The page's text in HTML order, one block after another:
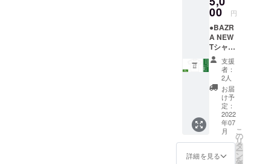
BAZRA
鉄平と
歌の
キャッ
チボー
ルが出
来ま
す。 詳
細は連
絡致し
ます。
（※会場
費、飲
食代は
別途）
00 円
●BAZR
A NEW
Tシャツ
(XXL)
で応
援！
￥5,000
(送料込
※BAZR
A NEW
Tシャツ
で応援
(S,M,L,
支援
者：
2人
お届
け予
定：
2022
年07
月
詳細を見る
こ
の
リ
タ
ー
ン
を